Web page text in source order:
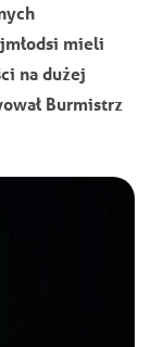
mieli
na dużej
Burmistrz